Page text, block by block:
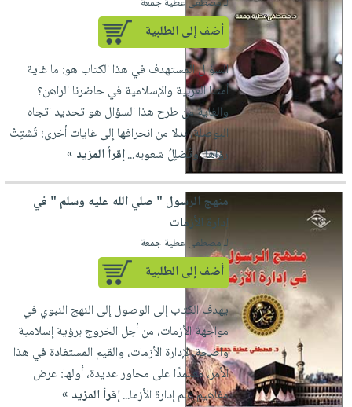
أضف إلى الطلبية
السؤال المستهدف في هذا الكتاب هو: ما غاية
أمتنا العربية والإسلامية في حاضرنا الراهن؟
والغاية من طرح هذا السؤال هو تحديد اتجاه
البوصلة، بدلا من انحرافها إلى غايات أخرى؛ تُشتِتُ
رؤاها، وتُضلِلُ شعوبه...إقرأ المزيد »
منهج الرسول " صلي الله عليه وسلم " في
إدارة الأزمات
لـ مصطفى عطية جمعة
أضف إلى الطلبية
يهدف الكتاب إلى الوصول إلى النهج النبوي في
مواجهة الأزمات، من أجل الخروج برؤية إسلامية
واضحة، لإدارة الأزمات، والقيم المستفادة في هذا
الأمر، معتمدًا على محاور عديدة، أولها: عرض
مفاهيم علم إدارة الأزما...إقرأ المزيد »